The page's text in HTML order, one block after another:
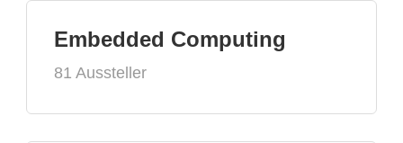
Embedded Computing
81 Aussteller